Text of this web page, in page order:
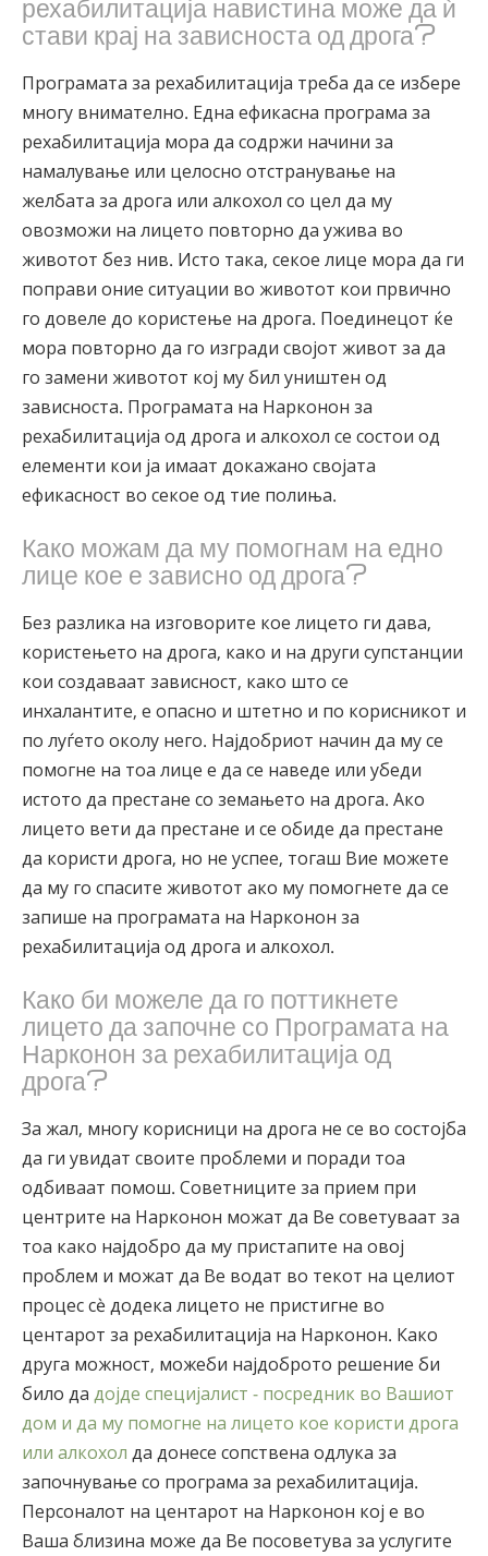
стави крај на зависноста од дрога?
Програмата за рехабилитација треба да се избере
многу внимателно. Една ефикасна програма за
рехабилитација мора да содржи начини за
намалување или целосно отстранување на
желбата за дрога или алкохол со цел да му
овозможи на лицето повторно да ужива во
животот без нив. Исто така, секое лице мора да ги
поправи оние ситуации во животот кои првично
го довеле до користење на дрога. Поединецот ќе
мора повторно да го изгради својот живот за да
го замени животот кој му бил уништен од
зависноста. Програмата на Нарконон за
рехабилитација од дрога и алкохол се состои од
елементи кои ја имаат докажано својата
ефикасност во секое од тие полиња.
Како можам да му помогнам на едно
лице кое е зависно од дрога?
Без разлика на изговорите кое лицето ги дава,
користењето на дрога, како и на други супстанции
кои создаваат зависност, како што се
инхалантите, е опасно и штетно и по корисникот и
по луѓето околу него. Најдобриот начин да му се
помогне на тоа лице е да се наведе или убеди
истото да престане со земањето на дрога. Ако
лицето вети да престане и се обиде да престане
да користи дрога, но не успее, тогаш Вие можете
да му го спасите животот ако му помогнете да се
запише на програмата на Нарконон за
рехабилитација од дрога и алкохол.
Како би можеле да го поттикнете
лицето да започне со Програмата на
Нарконон за рехабилитација од
дрога?
За жал, многу корисници на дрога не се во состојба
да ги увидат своите проблеми и поради тоа
одбиваат помош. Советниците за прием при
центрите на Нарконон можат да Ве советуваат за
тоа како најдобро да му пристапите на овој
проблем и можат да Ве водат во текот на целиот
процес сè додека лицето не пристигне во
центарот за рехабилитација на Нарконон. Како
друга можност, можеби најдоброто решение би
било да дојде специјалист - посредник во Вашиот
дом и да му помогне на лицето кое користи дрога
или алкохол да донесе сопствена одлука за
започнување со програма за рехабилитација.
Персоналот на центарот на Нарконон кој е во
Ваша близина може да Ве посоветува за услугите